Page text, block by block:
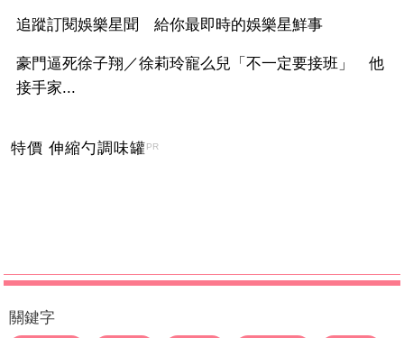
追蹤訂閱娛樂星聞 給你最即時的娛樂星鮮事
豪門逼死徐子翔／徐莉玲寵么兒「不一定要接班」 他
接手家...
特價 伸縮勺調味罐PR
關鍵字